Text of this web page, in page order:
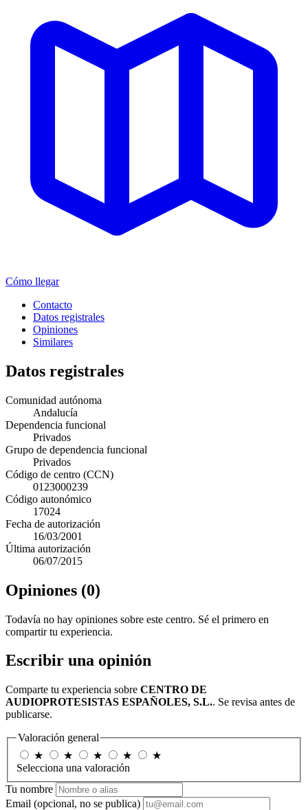
Cómo llegar
Contacto
Datos registrales
Opiniones
Similares
Datos registrales
Comunidad autónoma
Andalucía
Dependencia funcional
Privados
Grupo de dependencia funcional
Privados
Código de centro (CCN)
0123000239
Código autonómico
17024
Fecha de autorización
16/03/2001
Última autorización
06/07/2015
Opiniones (0)
Todavía no hay opiniones sobre este centro. Sé el primero en
compartir tu experiencia.
Escribir una opinión
Comparte tu experiencia sobre CENTRO DE
AUDIOPROTESISTAS ESPAÑOLES, S.L.. Se revisa antes de
publicarse.
Valoración general
★
★ ★ ★
★
Selecciona una valoración
Tu nombre
Email (opcional, no se publica)